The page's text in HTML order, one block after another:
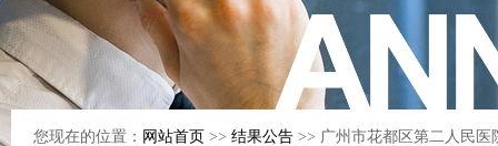
有限公司
您现在的位置： 网站首页 >> 结果公告 >> 广州市花都区第二人民医